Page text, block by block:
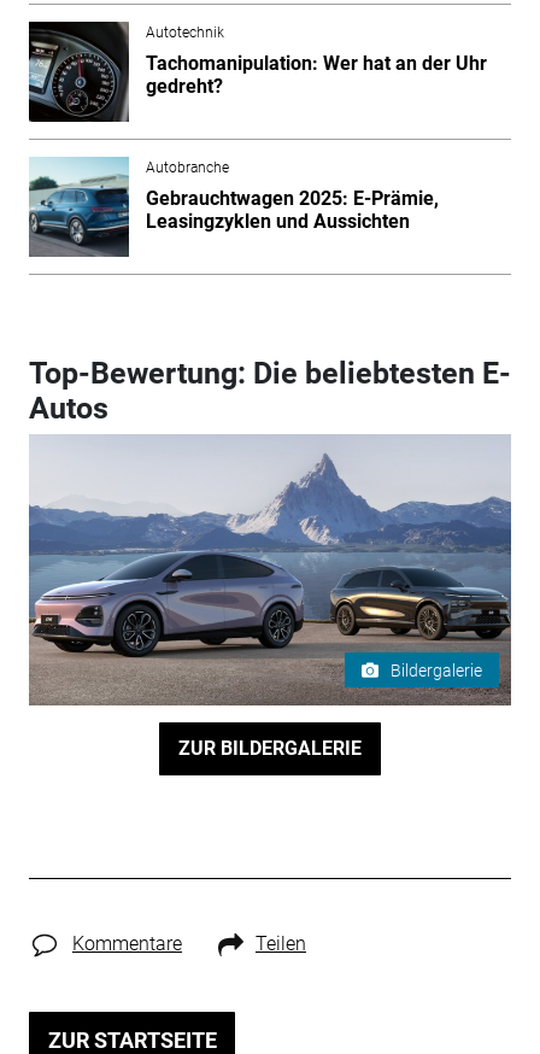
Autotechnik
Tachomanipulation: Wer hat an der Uhr
gedreht?
Autobranche
Gebrauchtwagen 2025: E-Prämie,
Leasingzyklen und Aussichten
Top-Bewertung: Die beliebtesten E-
Autos
Bildergalerie
ZUR BILDERGALERIE
Kommentare Teilen
ZUR STARTSEITE